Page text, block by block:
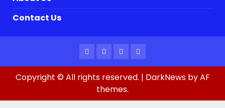
Contact Us
Facebook
TwitterYoutubeInstagram
Copyright © All rights reserved. | DarkNewsby AF
themes.